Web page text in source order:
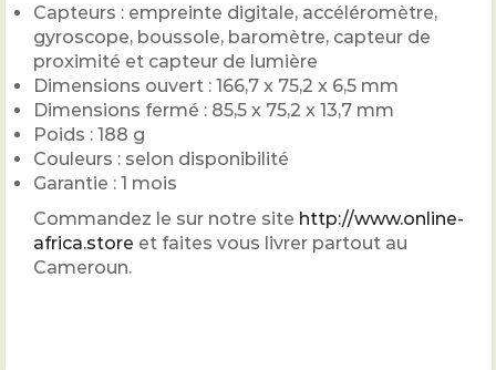
Capteurs : empreinte digitale, accéléromètre,
gyroscope, boussole, baromètre, capteur de
proximité et capteur de lumière
Dimensions ouvert : 166,7 x 75,2 x 6,5 mm
Dimensions fermé : 85,5 x 75,2 x 13,7 mm
Poids : 188 g
Couleurs : selon disponibilité
Garantie : 1 mois
Commandez le sur notre site http://www.online-
africa.store et faites vous livrer partout au
Cameroun.